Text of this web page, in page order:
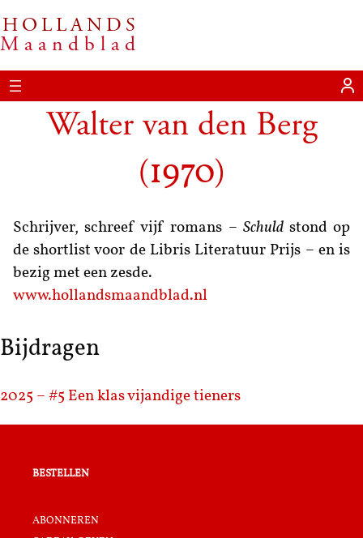
HOLLANDS
Maandblad
Walter van den Berg
(1970)
Schrijver, schreef vijf romans – Schuldstond op
de shortlist voor de Libris Literatuur Prijs – en is
bezig met een zesde.
www.hollandsmaandblad.nl
Bijdragen
2025 – #5 Een klas vijandige tieners
bestellen
abonneren